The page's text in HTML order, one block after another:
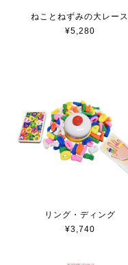
ねことねずみの大レース
¥5,280
リング・ディング
¥3,740